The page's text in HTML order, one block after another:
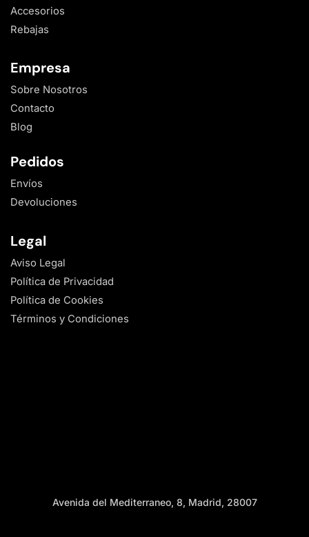
Accesorios
Rebajas
Empresa
Sobre Nosotros
Contacto
Blog
Pedidos
Envíos
Devoluciones
Legal
Aviso Legal
Política de Privacidad
Política de Cookies
Términos y Condiciones
Avenida del Mediterraneo, 8, Madrid, 28007